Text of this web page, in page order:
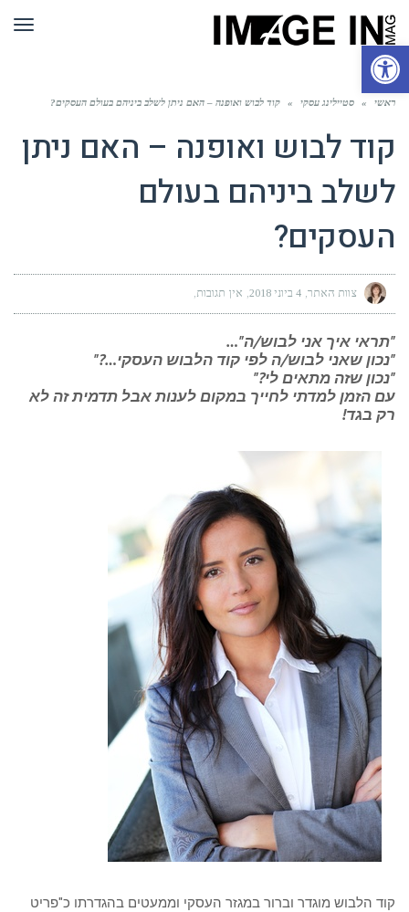
פתח סרגל נגישות
ראשי » סטיילינג עסקי » קוד לבוש ואופנה – האם ניתן לשלב ביניהם בעולם העסקים?
קוד לבוש ואופנה – האם ניתן
לשלב ביניהם בעולם
העסקים?
צוות האתר 4 ביוני 2018 אין תגובות
"תראי איך אני לבוש/ה"…
"נכון שאני לבוש/ה לפי קוד הלבוש העסקי…?"
"נכון שזה מתאים לי?"
עם הזמן למדתי לחייך במקום לענות אבל תדמית זה לא
רק בגד!
קוד הלבוש מוגדר וברור במגזר העסקי וממעטים בהגדרתו כ"פריט